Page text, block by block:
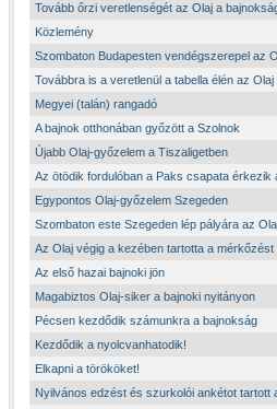
Tovább őrzi veretlenségét az Olaj a
Közlemény
Szombaton Budapesten vendégszerepel az
Továbbra is a veretlenül a tabella élén az Olaj
Megyei (talán) rangadó
A bajnok otthonában győzött a Szolnok
Újabb Olaj-győzelem a Tiszaligetben
Az ötödik fordulóban a Paks csapata érkezik
Egypontos Olaj-győzelem Szegeden
Szombaton este Szegeden lép pályára az
Az Olaj végig a kezében tartotta a mérkőzést
Az első hazai bajnoki jön
Magabiztos Olaj-siker a bajnoki nyitányon
Pécsen kezdődik számunkra a bajnokság
Kezdődik a nyolcvanhatodik!
Elkapni a törököket!
Nyilvános edzést és szurkolói ankétot tartott